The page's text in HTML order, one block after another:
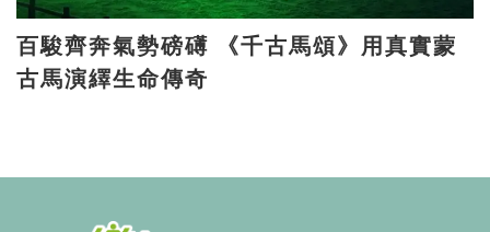
百駿齊奔氣勢磅礡 《千古馬頌》用真實蒙
古馬演繹生命傳奇